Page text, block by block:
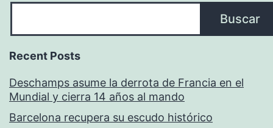
Buscar
Recent Posts
Deschamps asume la derrota de Francia en el
Mundial y cierra 14 años al mando
Barcelona recupera su escudo histórico